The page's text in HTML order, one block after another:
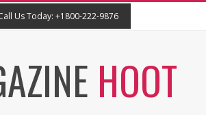
Us Today: +1800-222-9876
HOOT